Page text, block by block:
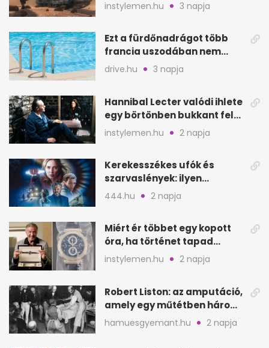
instylemen.hu 3 napja
Ezt a fürdőnadrágot több
francia uszodában nem
fogadják el
drive.hu 3 napja
Hannibal Lecter valódi ihlete
egy börtönben bukkant fel
Thomas Harrisnek
instylemen.hu 2 napja
Kerekesszékes ufók és
szarvaslények: ilyen
Spielberg új filmje
444.hu 2 napja
Miért ér többet egy kopott
óra, ha történet tapad
hozzá?
instylemen.hu 2 napja
Robert Liston: az amputáció,
amely egy műtétben három
életet követelt
hamuesgyemant.hu 2 napja